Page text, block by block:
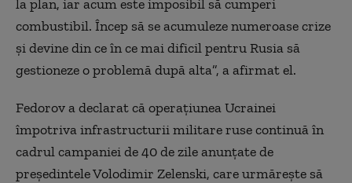
la plan, iar acum este imposibil să cumperi
combustibil. Încep să se acumuleze numeroase crize
și devine din ce în ce mai dificil pentru Rusia să
gestioneze o problemă după alta”, a afirmat el.
Fedorov a declarat că operațiunea Ucrainei
împotriva infrastructurii militare ruse continuă în
cadrul campaniei de 40 de zile anunțate de
președintele Volodimir Zelenski, care urmărește să